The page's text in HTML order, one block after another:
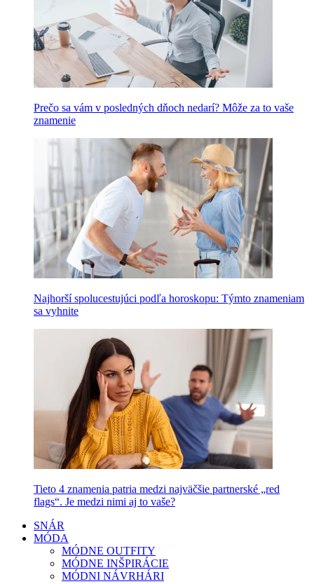
Prečo sa vám v posledných dňoch nedarí? Môže za to vaše
znamenie
Najhorší spolucestujúci podľa horoskopu: Týmto znameniam
sa vyhnite
Tieto 4 znamenia patria medzi najväčšie partnerské „red
flags“. Je medzi nimi aj to vaše?
SNÁR
MÓDA
MÓDNE OUTFITY
MÓDNE INŠPIRÁCIE
MÓDNI NÁVRHÁRI